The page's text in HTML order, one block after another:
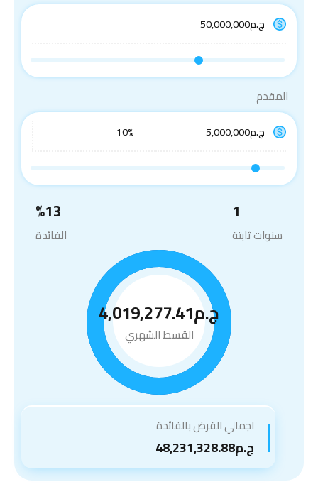
المقدم
1
سنوات ثابتة
13
%
الفائدة
ج.م4,019,277.41
القسط الشهري
اجمالي القرض بالفائدة
ج.م48,231,328.88